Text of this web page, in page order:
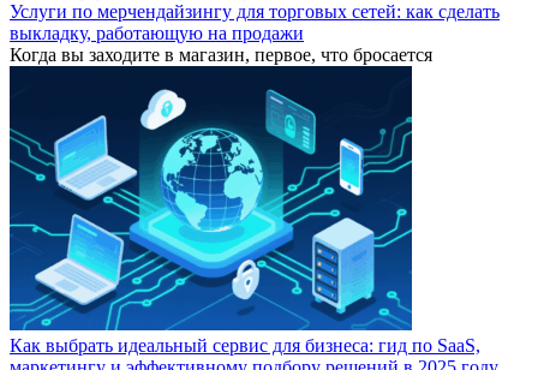
Услуги по мерчендайзингу для торговых сетей: как сделать
выкладку, работающую на продажи
Когда вы заходите в магазин, первое, что бросается
Как выбрать идеальный сервис для бизнеса: гид по SaaS,